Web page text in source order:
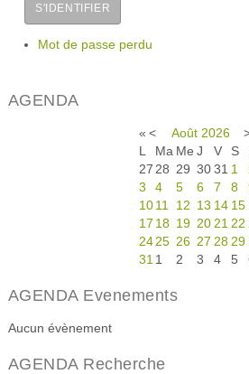
S'IDENTIFIER
Mot de passe perdu
AGENDA
« < Août 2026
L
Ma Me J V S
27 28 29 30 31 1
3
4 5 6 7 8
10 11 12 13 14 15
17 18 19 20 21 22
2425 26 27 28 29
31 1 2 3 4 5
AGENDA Evenements
Aucun évènement
AGENDA Recherche